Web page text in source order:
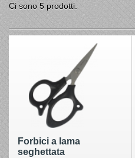
Ci sono 5 prodotti.
Forbici a lama
seghettata